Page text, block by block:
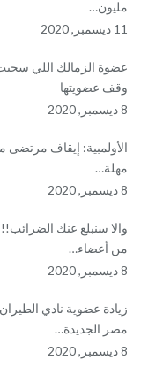
مليون…
11 ديسمبر, 2020
عضوة الزمالك اللي
وقف عضويتها
8 ديسمبر, 2020
الأولمبية: إيقاف مرتضى
مهلة…
8 ديسمبر, 2020
والا سنبلغ عنك
من أعضاء…
8 ديسمبر, 2020
مصر الجديدة…
8 ديسمبر, 2020